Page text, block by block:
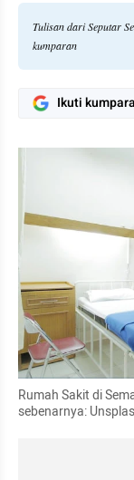
Tulisan dari Seputar
kumparan
Ikuti
Rumah Sakit di
sebenarnya: